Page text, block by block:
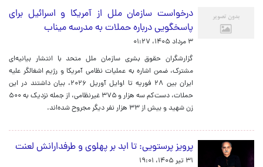
درخواست سازمان ملل از آمریکا و اسرائیل برای
پاسخگویی درباره حملات به مدرسه میناب
۳ مرداد ۱۴۰۵، ۰۱:۲۷
گزارشگران حقوق بشری سازمان ملل متحد با انتشار بیانیه‌ای
مشترک، ضمن اشاره به عملیات نظامی آمریکا و رژیم اشغالگر علیه
ایران بین ۲۸ فوریه تا اوایل آوریل ۲۰۲۶، بیان داشتند در این
حملات، دست‌کم سه هزار و ۳۷۵ غیرنظامی، از جمله نزدیک به ۵۰۰
زن شهید و بیش از ۳۳ هزار نفر دیگر مجروح شده‌اند.
پرویز پرستویی: تا ابد بر پهلوی و طرفدارانش لعنت
۳۱ تیر ۱۴۰۵، ۱۹:۰۱